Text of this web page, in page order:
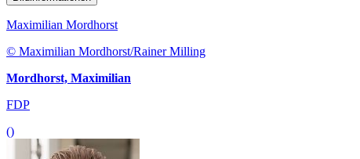
Maximilian Mordhorst
© Maximilian Mordhorst/Rainer Milling
Mordhorst, Maximilian
FDP
()